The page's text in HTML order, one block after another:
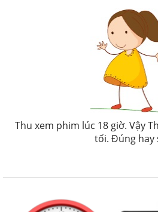
Thu xem phim lúc 18 giờ. Vậy
tối. Đúng hay